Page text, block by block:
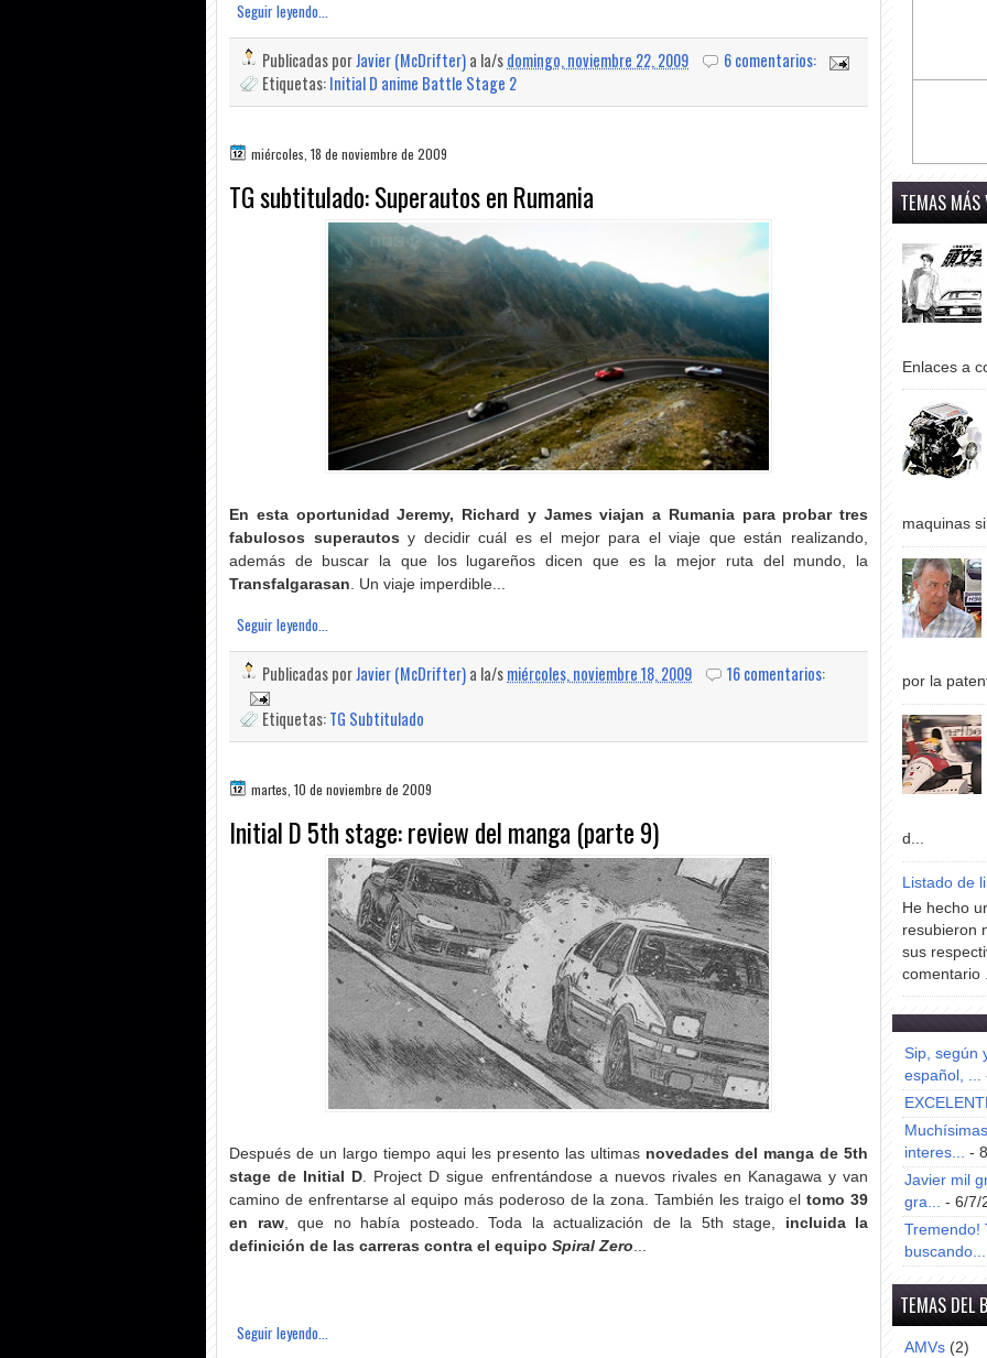
Seguir leyendo...
Publicadas porJavier (McDrifter)a la/sdomingo, noviembre 22, 2009
6 comentarios:
Etiquetas:Initial D anime Battle Stage 2
miércoles, 18 de noviembre de 2009
TG subtitulado: Superautos en Rumania
En esta oportunidad Jeremy, Richard y James viajan a Rumania para probar tres
fabulosos superautos y decidir cuál es el mejor para el viaje que están realizando,
además de buscar la que los lugareños dicen que es la mejor ruta del mundo, la
Transfalgarasan. Un viaje imperdible...
Seguir leyendo...
Publicadas porJavier (McDrifter)a la/smiércoles, noviembre 18, 2009
16 comentarios:
Etiquetas:TG Subtitulado
martes, 10 de noviembre de 2009
Initial D 5th stage: review del manga (parte 9)
Después de un largo tiempo aqui les presento las ultimas novedades del manga de 5th
stage de Initial D. Project D sigue enfrentándose a nuevos rivales en Kanagawa y van
camino de enfrentarse al equipo más poderoso de la zona. También les traigo eltomo 39
en raw, que no había posteado. Toda la actualización de la 5th stage, incluida la
definición de las carreras contra el equipo Spiral Zero...
Seguir leyendo...
TEMAS MÁS
Enlaces a
maquinas
por la
d...
Listado de
He hecho
resubieron
sus
comentario
Sip, según
español, ...
interes... -
Javier mil
gra... - 6/7/
Tremendo!
buscando...
TEMAS DEL
AMVs (2)